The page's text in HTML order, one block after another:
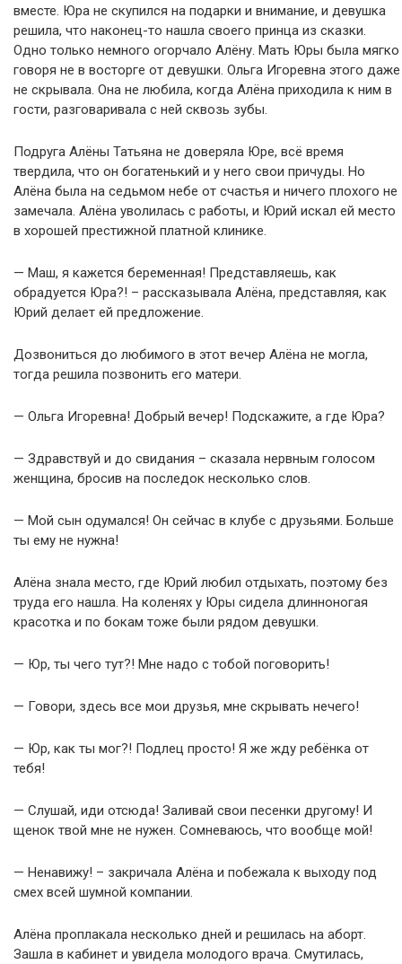
вместе. Юра не скупился на подарки и внимание, и девушка
решила, что наконец-то нашла своего принца из сказки.
Одно только немного огорчало Алёну. Мать Юры была мягко
говоря не в восторге от девушки. Ольга Игоревна этого даже
не скрывала. Она не любила, когда Алёна приходила к ним в
гости, разговаривала с ней сквозь зубы.
Подруга Алёны Татьяна не доверяла Юре, всё время
твердила, что он богатенький и у него свои причуды. Но
Алёна была на седьмом небе от счастья и ничего плохого не
замечала. Алёна уволилась с работы, и Юрий искал ей место
в хорошей престижной платной клинике.
— Маш, я кажется беременная! Представляешь, как
обрадуется Юра?! – рассказывала Алёна, представляя, как
Юрий делает ей предложение.
Дозвониться до любимого в этот вечер Алёна не могла,
тогда решила позвонить его матери.
— Ольга Игоревна! Добрый вечер! Подскажите, а где Юра?
— Здравствуй и до свидания – сказала нервным голосом
женщина, бросив на последок несколько слов.
— Мой сын одумался! Он сейчас в клубе с друзьями. Больше
ты ему не нужна!
Алёна знала место, где Юрий любил отдыхать, поэтому без
труда его нашла. На коленях у Юры сидела длинноногая
красотка и по бокам тоже были рядом девушки.
— Юр, ты чего тут?! Мне надо с тобой поговорить!
— Говори, здесь все мои друзья, мне скрывать нечего!
— Юр, как ты мог?! Подлец просто! Я же жду ребёнка от
тебя!
— Слушай, иди отсюда! Заливай свои песенки другому! И
щенок твой мне не нужен. Сомневаюсь, что вообще мой!
— Ненавижу! – закричала Алёна и побежала к выходу под
смех всей шумной компании.
Алёна проплакала несколько дней и решилась на аборт.
Зашла в кабинет и увидела молодого врача. Смутилась,